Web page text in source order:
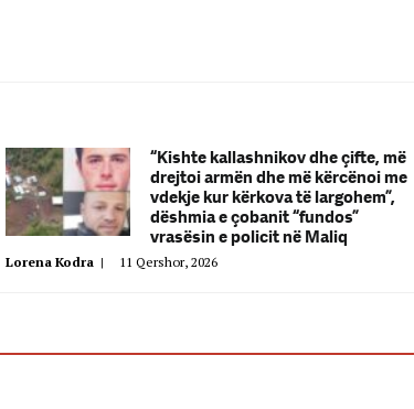
“Kishte kallashnikov dhe çifte, më
drejtoi armën dhe më kërcënoi me
vdekje kur kërkova të largohem”,
dëshmia e çobanit “fundos”
vrasësin e policit në Maliq
Lorena Kodra | 11 Qershor, 2026